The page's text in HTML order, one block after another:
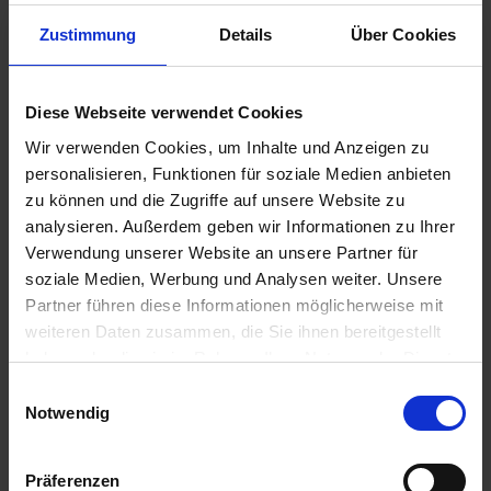
Zustimmung Details Über Cookies
Diese Webseite verwendet Cookies
Wir verwenden Cookies, um Inhalte und Anzeigen zu
personalisieren, Funktionen für soziale Medien anbieten
zu können und die Zugriffe auf unsere Website zu
analysieren. Außerdem geben wir Informationen zu Ihrer
Verwendung unserer Website an unsere Partner für
soziale Medien, Werbung und Analysen weiter. Unsere
Partner führen diese Informationen möglicherweise mit
weiteren Daten zusammen, die Sie ihnen bereitgestellt
haben oder die sie im Rahmen Ihrer Nutzung der Dienste
Notwendig
Präferenzen
Lieferung voraussichtlich
ab Mittwoch, 12.
16,98 €pro 1 Stück
zzgl. 19% MwSt.
GRANIT Ersatzkappe
Auf Lager
Lieferung voraussichtlichab Mittwoch, 12.
4,34 € / St